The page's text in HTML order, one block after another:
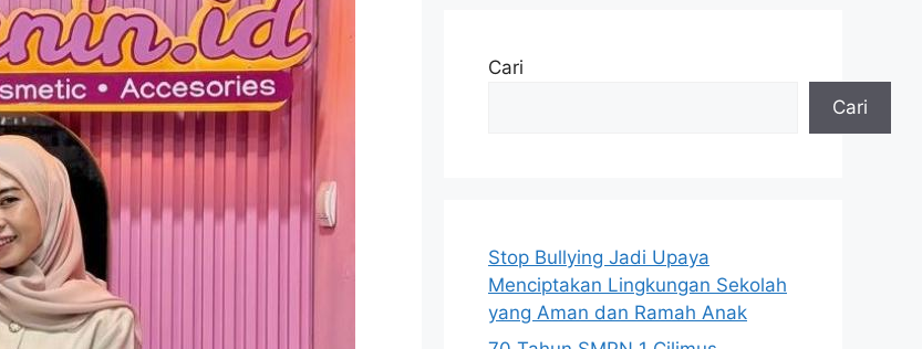
Cari
Cari
Stop Bullying Jadi Upaya
Menciptakan Lingkungan Sekolah
yang Aman dan Ramah Anak